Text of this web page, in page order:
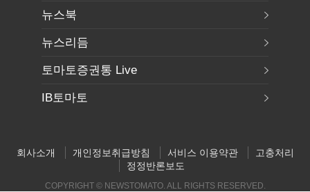
뉴스북
뉴스리듬
토마토증권통 Live
IB토마토
회사소개 개인정보취급방침 서비스 이용약관
고충처리
정정반론보도
COPYRIGHT © NEWSTOMATO. ALL RIGHTS RESERVED.